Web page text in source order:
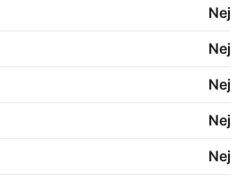
Nej
Nej
Nej
Nej
Nej